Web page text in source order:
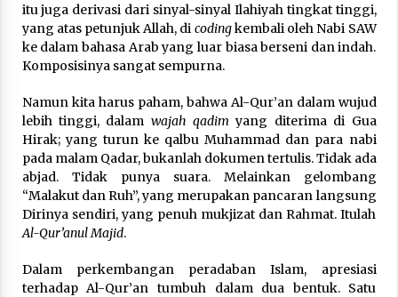
itu juga derivasi dari sinyal-sinyal Ilahiyah tingkat tinggi,
yang atas petunjuk Allah, di codingkembali oleh Nabi SAW
ke dalam bahasa Arab yang luar biasa berseni dan indah.
Komposisinya sangat sempurna.
Namun kita harus paham, bahwa Al-Qur’an dalam wujud
lebih tinggi, dalam wajah qadim yang diterima di Gua
Hirak; yang turun ke qalbu Muhammad dan para nabi
pada malam Qadar, bukanlah dokumen tertulis. Tidak ada
abjad. Tidak punya suara. Melainkan gelombang
“Malakut dan Ruh”, yang merupakan pancaran langsung
Dirinya sendiri, yang penuh mukjizat dan Rahmat. Itulah
Al-Qur’anul Majid.
Dalam perkembangan peradaban Islam, apresiasi
terhadap Al-Qur’an tumbuh dalam dua bentuk. Satu